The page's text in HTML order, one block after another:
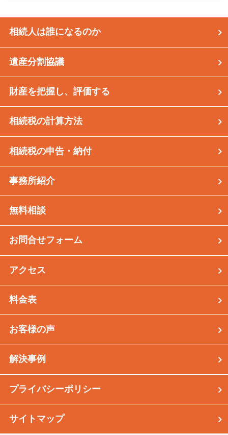
相続人は誰になるのか
遺産分割協議
財産を把握し、評価する
相続税の計算方法
相続税の申告・納付
事務所紹介
無料相談
お問合せフォーム
アクセス
料金表
お客様の声
解決事例
プライバシーポリシー
サイトマップ